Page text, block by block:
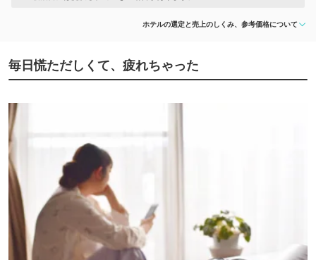
ホテルの選定と売上のしくみ、参考価格について
毎日慌ただしくて、疲れちゃった